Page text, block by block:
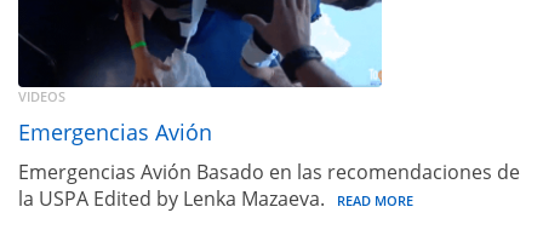
VIDEOS
Emergencias Avión
Emergencias Avión Basado en las recomendaciones de
la USPA Edited by Lenka Mazaeva.
READ MORE